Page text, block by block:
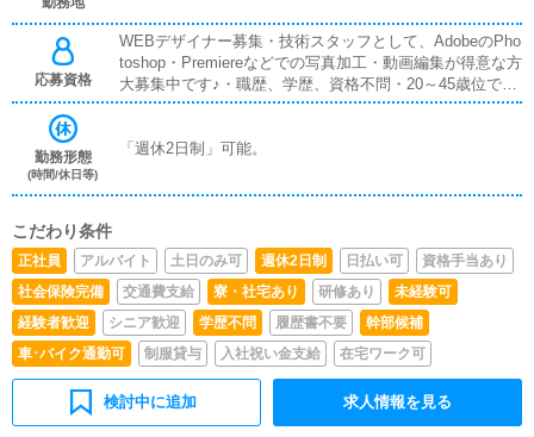
応募資格
WEBデザイナー募集・技術スタッフとして、AdobeのPho
toshop・Premiereなどでの写真加工・動画編集が得意な方
大募集中です♪・職歴、学歴、資格不問・20～45歳位で元
気のある方
勤務形態
(時間/休日等)
「週休2日制」可能。
こだわり条件
正社員 アルバイト 土日のみ可 週休2日制 日払い可
資格手当あり
社会保険完備
交通費支給 寮・社宅あり 研修あり
未経験可
経験者歓迎
シニア歓迎 学歴不問 履歴書不要
幹部候補
車･バイク通勤可
制服貸与 入社祝い金支給 在宅ワーク可
検討中に追加 求人情報を見る